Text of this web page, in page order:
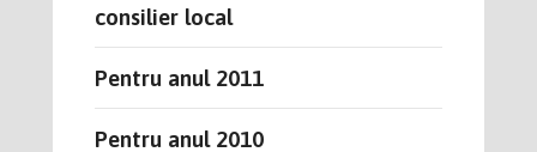
consilier local
Pentru anul 2011
Pentru anul 2010